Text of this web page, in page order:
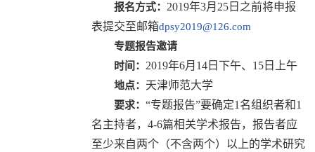
报名方式： 2019年3月25日之前将申报
表提交至邮箱dpsy2019@126.com
专题报告邀请
时间： 2019年6月14日下午、15日上午
地点： 天津师范大学
要求：“专题报告”要确定1名组织者和1
名主持者，4-6篇相关学术报告，报告者应
至少来自两个（不含两个）以上的学术研究